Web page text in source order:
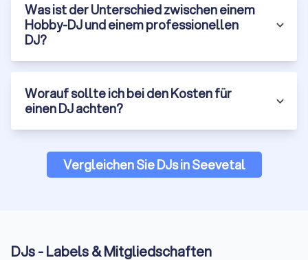
Was ist der Unterschied zwischen einem
Hobby-DJ und einem professionellen
DJ?
Worauf sollte ich bei den Kosten für
einen DJ achten?
Vergleichen Sie DJs in Seevetal
DJs - Labels & Mitgliedschaften